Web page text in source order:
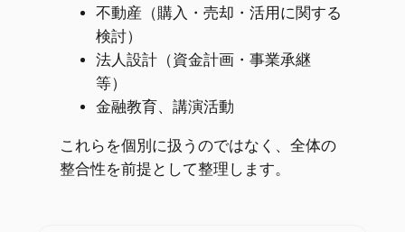
不動産（購入・売却・活用に関する
検討）
法人設計（資金計画・事業承継
等）
金融教育、講演活動
これらを個別に扱うのではなく、全体の
整合性を前提として整理します。